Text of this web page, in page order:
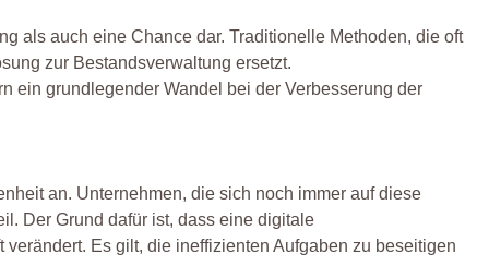
als auch eine Chance dar. Traditionelle Methoden, die oft
zur Bestandsverwaltung ersetzt.
ein grundlegender Wandel bei der Verbesserung der
an. Unternehmen, die sich noch immer auf diese
Der Grund dafür ist, dass eine digitale
Es gilt, die ineffizienten Aufgaben zu beseitigen